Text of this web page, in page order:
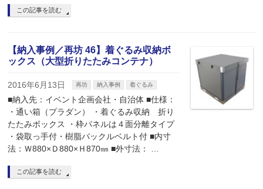
この記事を読む
【納入事例／再坊 46】着ぐるみ収納ボ
ックス（大型折りたたみコンテナ）
2016年6月13日 再坊 納入事例 着ぐるみ
■納入先：イベント企画会社・自治体 ■仕様：
・通い箱（プラダン） ・着ぐるみ収納 折り
たたみボックス ・枠パネルは４面分離タイプ
・袋取っ手付・樹脂バックルベルト付 ■内寸
法：Ｗ880×Ｄ880×Ｈ870㎜ ■外寸法： …
この記事を読む